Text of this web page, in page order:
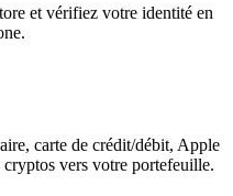
et vérifiez votre identité en
carte de crédit/débit, Apple
vers votre portefeuille.